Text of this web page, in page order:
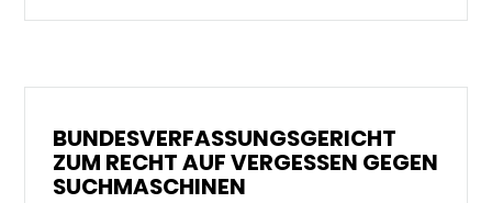
BUNDESVERFASSUNGSGERICHT
ZUM RECHT AUF VERGESSEN GEGEN
SUCHMASCHINEN